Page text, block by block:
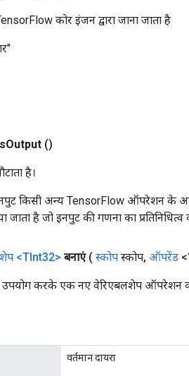
कोर इंजन द्वारा जाना जाता है
Output ()
है।
किसी अन्य TensorFlow ऑपरेशन के
जाता है जो इनपुट की गणना का प्रतिनिधित्व
<TInt32> बनाएं ( स्कोप स्कोप, ऑपरेंड
उपयोग करके एक नए वेरिएबलशेप ऑपरेशन
वर्तमान दायरा